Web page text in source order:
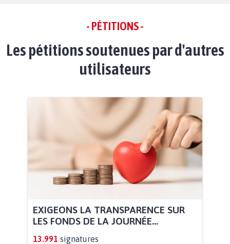
- PÉTITIONS -
Les pétitions soutenues par d'autres
utilisateurs
EXIGEONS LA TRANSPARENCE SUR
LES FONDS DE LA JOURNÉE...
13.991 signatures